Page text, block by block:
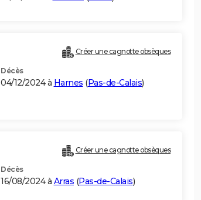
Créer une cagnotte obsèques
Décès
04/12/2024 à Harnes (Pas-de-Calais)
Créer une cagnotte obsèques
Décès
16/08/2024 à Arras (Pas-de-Calais)